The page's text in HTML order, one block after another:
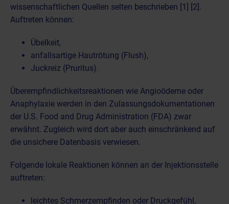
wissenschaftlichen Quellen selten beschrieben [1] [2].
Auftreten können:
Übelkeit,
anfallsartige Hautrötung (Flush),
Juckreiz (Pruritus).
Überempfindlichkeitsreaktionen wie Angioödeme oder
Anaphylaxie werden in den Zulassungsdokumentationen
der U.S. Food and Drug Administration (FDA) zwar
erwähnt. Zugleich wird dort aber auch einschränkend auf
die unsichere Datenbasis verwiesen.
Folgende lokale Reaktionen können an der Injektionsstelle
auftreten:
leichtes Schmerzempfinden oder Druckgefühl,